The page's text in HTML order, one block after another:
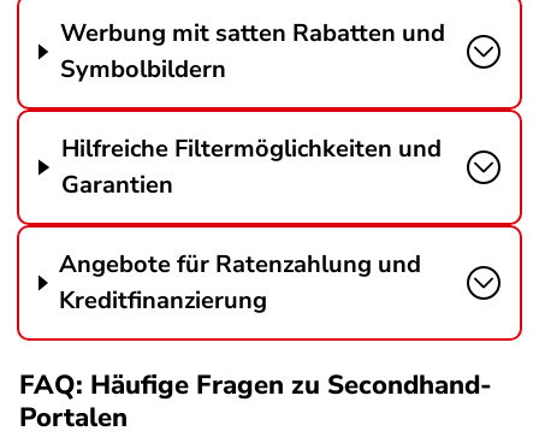
Werbung mit satten Rabatten und
Symbolbildern
Hilfreiche Filtermöglichkeiten und
Garantien
Angebote für Ratenzahlung und
Kreditfinanzierung
FAQ: Häufige Fragen zu Secondhand-
Portalen